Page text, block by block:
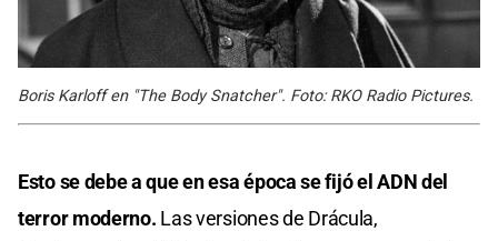
Boris Karloff en "The Body Snatcher". Foto: RKO Radio Pictures.
Esto se debe a que en esa época se fijó el ADN del
terror moderno. Las versiones de Drácula,